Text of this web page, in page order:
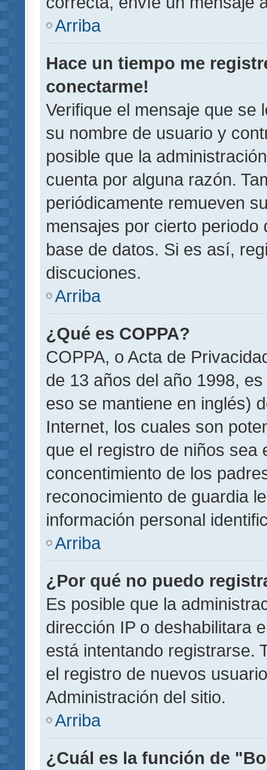
Arriba
Hace un tiempo me
conectarme!
Verifique el mensaje que se
su nombre de usuario y
posible que la
cuenta por alguna razón.
periódicamente remueven
mensajes por cierto
base de datos. Si es así,
discuciones.
Arriba
¿Qué es COPPA?
COPPA, o Acta de
de 13 años del año 1998,
eso se mantiene en inglés)
Internet, los cuales son
que el registro de niños sea
concentimiento de los
reconocimiento de guardia
información personal
Arriba
¿Por qué no puedo
Es posible que la
dirección IP o deshabilitara
está intentando registrarse.
el registro de nuevos
Administración del sitio.
Arriba
¿Cuál es la función de